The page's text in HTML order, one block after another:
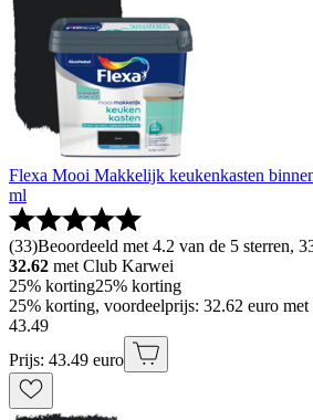
Flexa Mooi Makkelijk keukenkasten
ml
(33)Beoordeeld met 4.2 van de 5 sterren,
32.62 met Club Karwei
25% korting25% korting
25% korting, voordeelprijs: 32.62 euro
43.49
Prijs: 43.49 euro